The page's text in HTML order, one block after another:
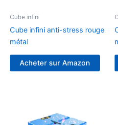
Cube infini
Cube infini anti-stress rouge
métal
Acheter sur Amazon